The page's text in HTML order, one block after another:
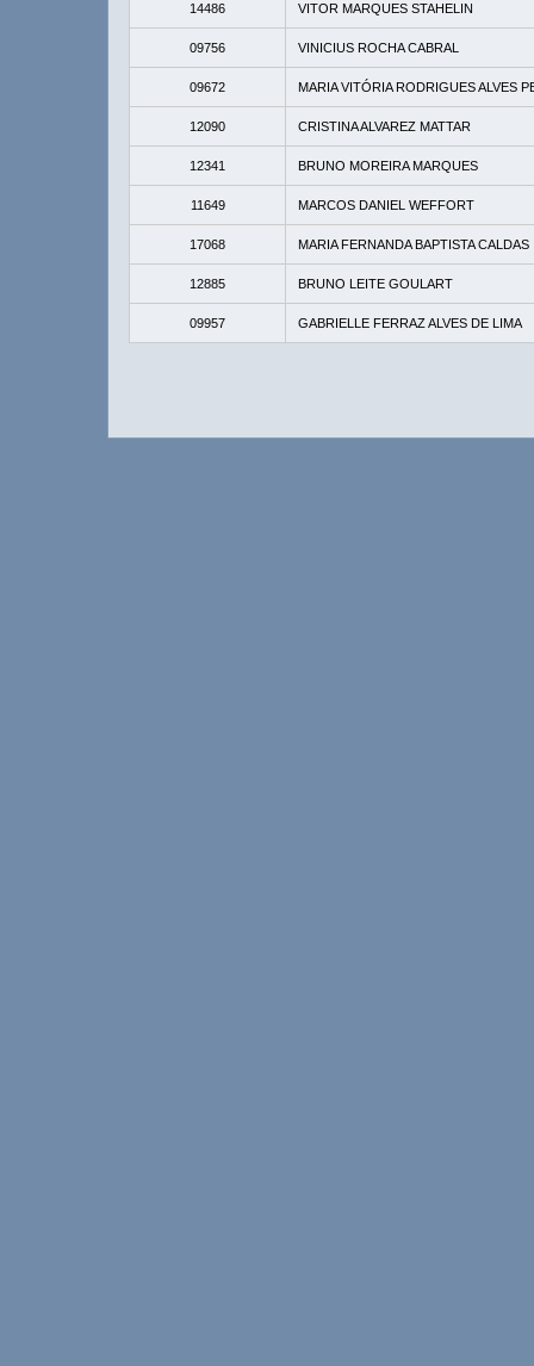
14486 VITOR MARQUES STAHELIN
09756 VINICIUS ROCHA CABRAL
09672 MARIA VITÓRIA RODRIGUES ALVES
12090 CRISTINA ALVAREZ MATTAR
12341 BRUNO MOREIRA MARQUES
11649 MARCOS DANIEL WEFFORT
17068 MARIA FERNANDA BAPTISTA CALDAS
12885 BRUNO LEITE GOULART
09957 GABRIELLE FERRAZ ALVES DE LIMA